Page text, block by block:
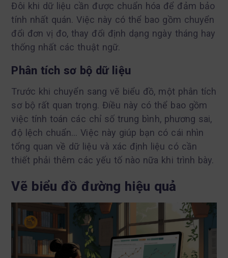
Đôi khi dữ liệu cần được chuẩn hóa để đảm bảo
tính nhất quán. Việc này có thể bao gồm chuyển
đổi đơn vị đo, thay đổi định dạng ngày tháng hay
thống nhất các thuật ngữ.
Phân tích sơ bộ dữ liệu
Trước khi chuyển sang vẽ biểu đồ, một phân tích
sơ bộ rất quan trọng. Điều này có thể bao gồm
việc tính toán các chỉ số trung bình, phương sai,
độ lệch chuẩn… Việc này giúp bạn có cái nhìn
tổng quan về dữ liệu và xác định liệu có cần
thiết phải thêm các yếu tố nào nữa khi trình bày.
Vẽ biểu đồ đường hiệu quả